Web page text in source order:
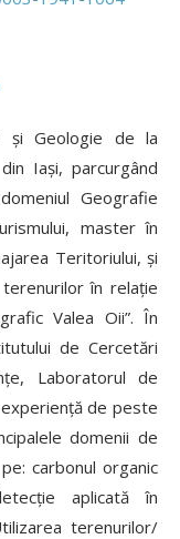
și Geologie de la
Iași, parcurgând
Geografie
master în
Teritoriului, și
în relație
Valea Oii”. În
de Cercetări
Laboratorul de
de peste
domenii de
carbonul organic
aplicată în
terenurilor/